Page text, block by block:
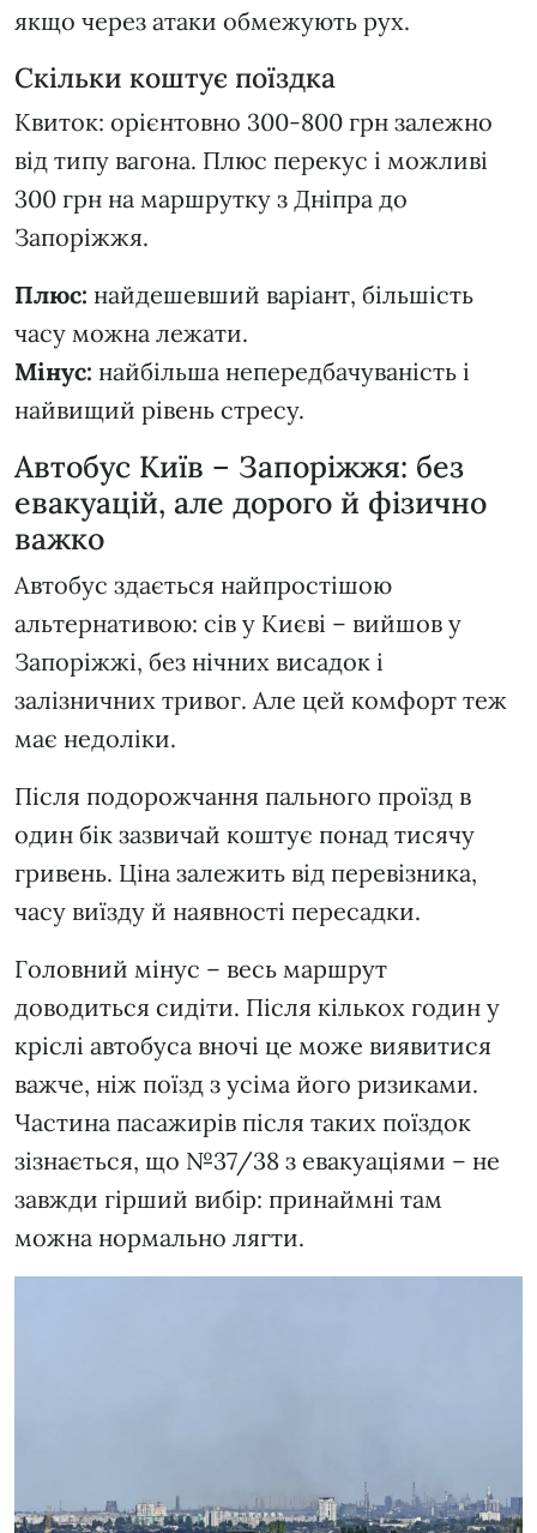
якщо через атаки обмежують рух.
Скільки коштує поїздка
Квиток: орієнтовно 300-800 грн залежно
від типу вагона. Плюс перекус і можливі
300 грн на маршрутку з Дніпра до
Запоріжжя.
Плюс: найдешевший варіант, більшість
часу можна лежати.
Мінус: найбільша непередбачуваність і
найвищий рівень стресу.
Автобус Київ – Запоріжжя: без
евакуацій, але дорого й фізично
важко
Автобус здається найпростішою
альтернативою: сів у Києві – вийшов у
Запоріжжі, без нічних висадок і
залізничних тривог. Але цей комфорт теж
має недоліки.
Після подорожчання пального проїзд в
один бік зазвичай коштує понад тисячу
гривень. Ціна залежить від перевізника,
часу виїзду й наявності пересадки.
Головний мінус – весь маршрут
доводиться сидіти. Після кількох годин у
кріслі автобуса вночі це може виявитися
важче, ніж поїзд з усіма його ризиками.
Частина пасажирів після таких поїздок
зізнається, що №37/38 з евакуаціями – не
завжди гірший вибір: принаймні там
можна нормально лягти.